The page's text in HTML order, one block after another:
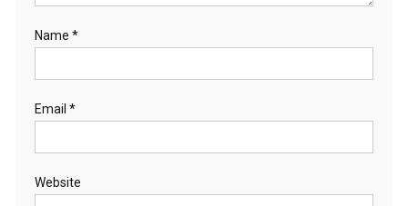
Name *
Email *
Website